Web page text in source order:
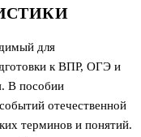
для
к ВПР, ОГЭ и
В пособии
отечественной
терминов и понятий.